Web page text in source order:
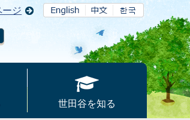
ージ
世田谷を知る